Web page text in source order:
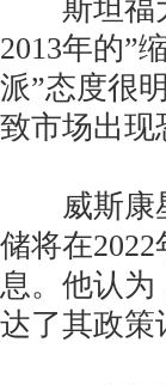
斯坦福大
2013年的”
派”态度很
致市场出现
威斯康星
储将在
息。他认为
达了其政策